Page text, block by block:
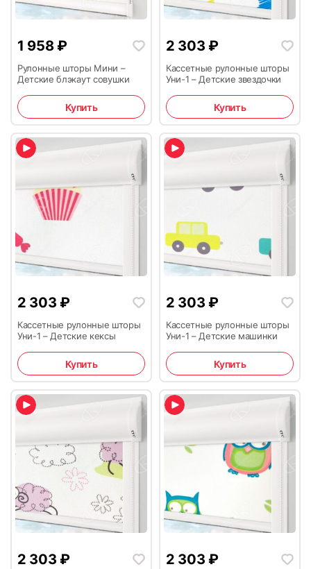
1 958 ₽
Рулонные шторы Мини –
Детские блэкаут совушки
Купить
2 303 ₽
Кассетные рулонные шторы
Уни-1 – Детские звездочки
Купить
2 303 ₽
Кассетные рулонные шторы
Уни-1 – Детские кексы
Купить
2 303 ₽
Кассетные рулонные шторы
Уни-1 – Детские машинки
Купить
2 303 ₽ 2 303 ₽